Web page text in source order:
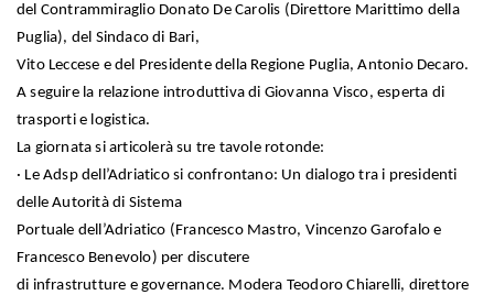
del Contrammiraglio Donato De Carolis (Direttore Marittimo della
Puglia), del Sindaco di Bari,
Vito Leccese e del Presidente della Regione Puglia, Antonio Decaro.
A seguire la relazione introduttiva di Giovanna Visco, esperta di
trasporti e logistica.
La giornata si articolerà su tre tavole rotonde:
· Le Adsp dell’Adriatico si confrontano: Un dialogo tra i presidenti
delle Autorità di Sistema
Portuale dell’Adriatico (Francesco Mastro, Vincenzo Garofalo e
Francesco Benevolo) per discutere
di infrastrutture e governance. Modera Teodoro Chiarelli, direttore